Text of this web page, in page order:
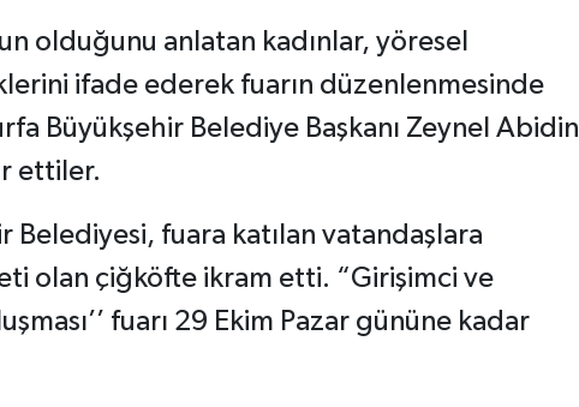
olduğunu anlatan kadınlar, yöresel
ifade ederek fuarın düzenlenmesinde
Büyükşehir Belediye Başkanı Zeynel Abidin
ettiler.
Belediyesi, fuara katılan vatandaşlara
olan çiğköfte ikram etti. “Girişimci ve
fuarı 29 Ekim Pazar gününe kadar